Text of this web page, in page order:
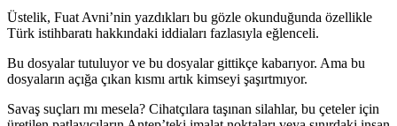
Üstelik, Fuat Avni’nin yazdıkları bu gözle okunduğunda özellikle
Türk istihbaratı hakkındaki iddiaları fazlasıyla eğlenceli.
Bu dosyalar tutuluyor ve bu dosyalar gittikçe kabarıyor. Ama bu
dosyaların açığa çıkan kısmı artık kimseyi şaşırtmıyor.
Savaş suçları mı mesela? Cihatçılara taşınan silahlar, bu çeteler için